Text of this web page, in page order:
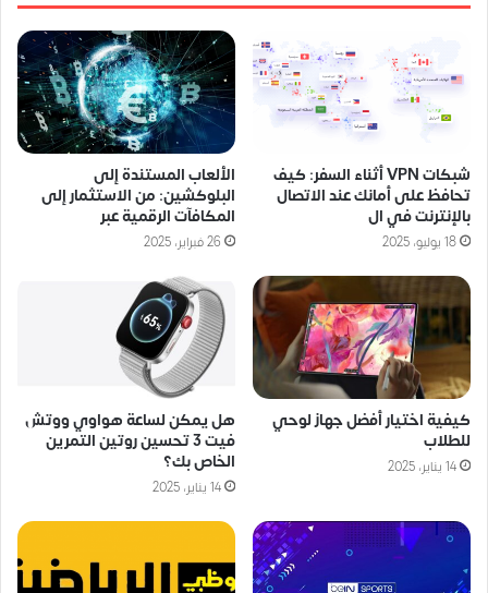
شبكات VPN أثناء السفر: كيف
تحافظ على أمانك عند الاتصال
بالإنترنت في ال
18 يوليو، 2025
الألعاب المستندة إلى
البلوكشين: من الاستثمار إلى
المكافآت الرقمية عبر
26 فبراير، 2025
كيفية اختيار أفضل جهاز لوحي
للطلاب
14 يناير، 2025
هل يمكن لساعة هواوي ووتش
فيت 3 تحسين روتين التمرين
الخاص بك؟
14 يناير، 2025